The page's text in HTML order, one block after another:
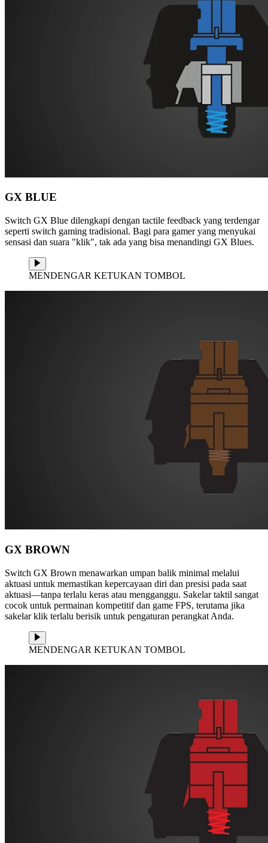
GX BLUE
Switch GX Blue dilengkapi dengan tactile feedback yang terdengar
seperti switch gaming tradisional. Bagi para gamer yang menyukai
sensasi dan suara "klik", tak ada yang bisa menandingi GX Blues.
MENDENGAR KETUKAN TOMBOL
GX BROWN
Switch GX Brown menawarkan umpan balik minimal melalui
aktuasi untuk memastikan kepercayaan diri dan presisi pada saat
aktuasi—tanpa terlalu keras atau mengganggu. Sakelar taktil sangat
cocok untuk permainan kompetitif dan game FPS, terutama jika
sakelar klik terlalu berisik untuk pengaturan perangkat Anda.
MENDENGAR KETUKAN TOMBOL